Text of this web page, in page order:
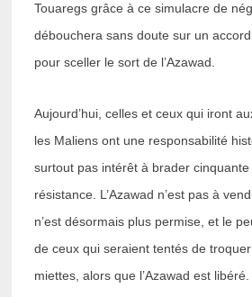
Touaregs grâce à ce simulacre de
débouchera sans doute sur un
pour sceller le sort de l’Azawad.
Aujourd’hui, celles et ceux qui iront
les Maliens ont une responsabilité
surtout pas intérêt à brader
résistance. L’Azawad n’est pas à
n’est désormais plus permise, et le
de ceux qui seraient tentés de
miettes, alors que l’Azawad est libéré.